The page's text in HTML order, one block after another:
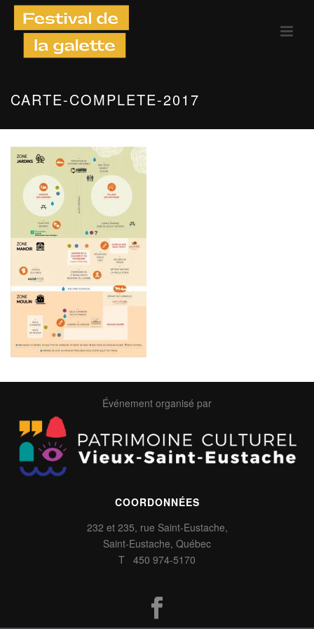
CARTE-COMPLETE-2017
Événement organisé par
COORDONNÉES
232 et 235, rue Saint-Eustache,
Saint-Eustache, Québec
T 450 974-5170